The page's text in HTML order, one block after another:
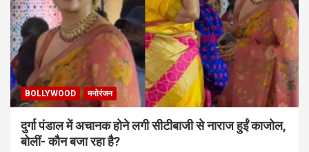
BOLLYWOOD मनोरंजन
दुर्गा पंडाल में अचानक होने लगी सीटीबाजी से नाराज हुईं काजोल,
बोलीं- कौन बजा रहा है?